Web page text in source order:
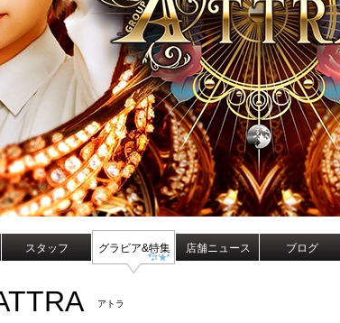
スタッフ グラビア&特集 店舗ニュース ブログ
アトラ